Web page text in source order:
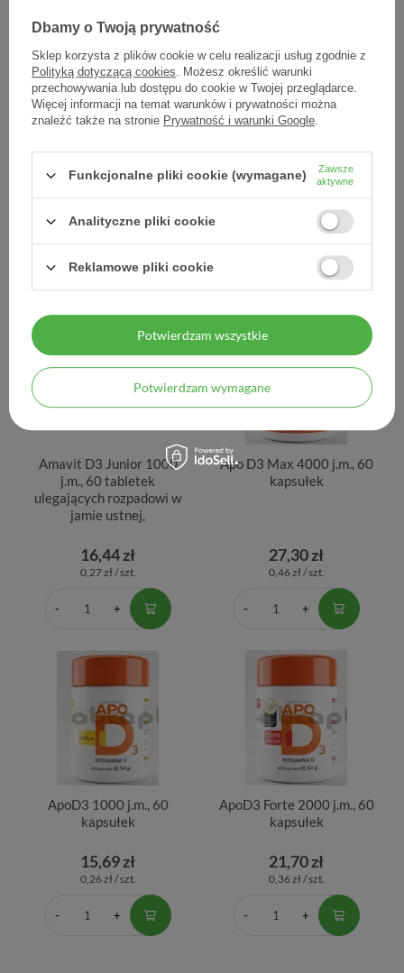
AloeVital, sok z aloesu z
miąższem, 1000 ml
30,47 zł
30,47 zł / szt.
Althan Hot, 10 saszetek
8,59 zł
0,86 zł / szt.
Amavit D3 Junior 1000
j.m., 60 tabletek
ulegających rozpadowi w
jamie ustnej,
16,44 zł
0,27 zł / szt.
Apo D3 Max 4000 j.m., 60
kapsułek
27,30 zł
0,46 zł / szt.
ApoD3 1000 j.m., 60
kapsułek
15,69 zł
0,26 zł / szt.
ApoD3 Forte 2000 j.m., 60
kapsułek
21,70 zł
0,36 zł / szt.
Dbamy o Twoją prywatność
Sklep korzysta z plików cookie w celu realizacji usług zgodnie z
Polityką dotyczącą cookies. Możesz określić warunki
przechowywania lub dostępu do cookie w Twojej przeglądarce.
Więcej informacji na temat warunków i prywatności można
znaleźć także na stronie Prywatność i warunki Google.
Funkcjonalne pliki cookie (wymagane)
Zawsze
aktywne
Analityczne pliki cookie
Reklamowe pliki cookie
Potwierdzam wymagane
Potwierdzam wszystkie